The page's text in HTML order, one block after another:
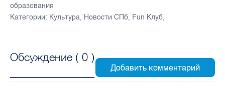
образования
Категории: Культура, Новости СПб, Fun Клуб,
Обсуждение ( 0 )